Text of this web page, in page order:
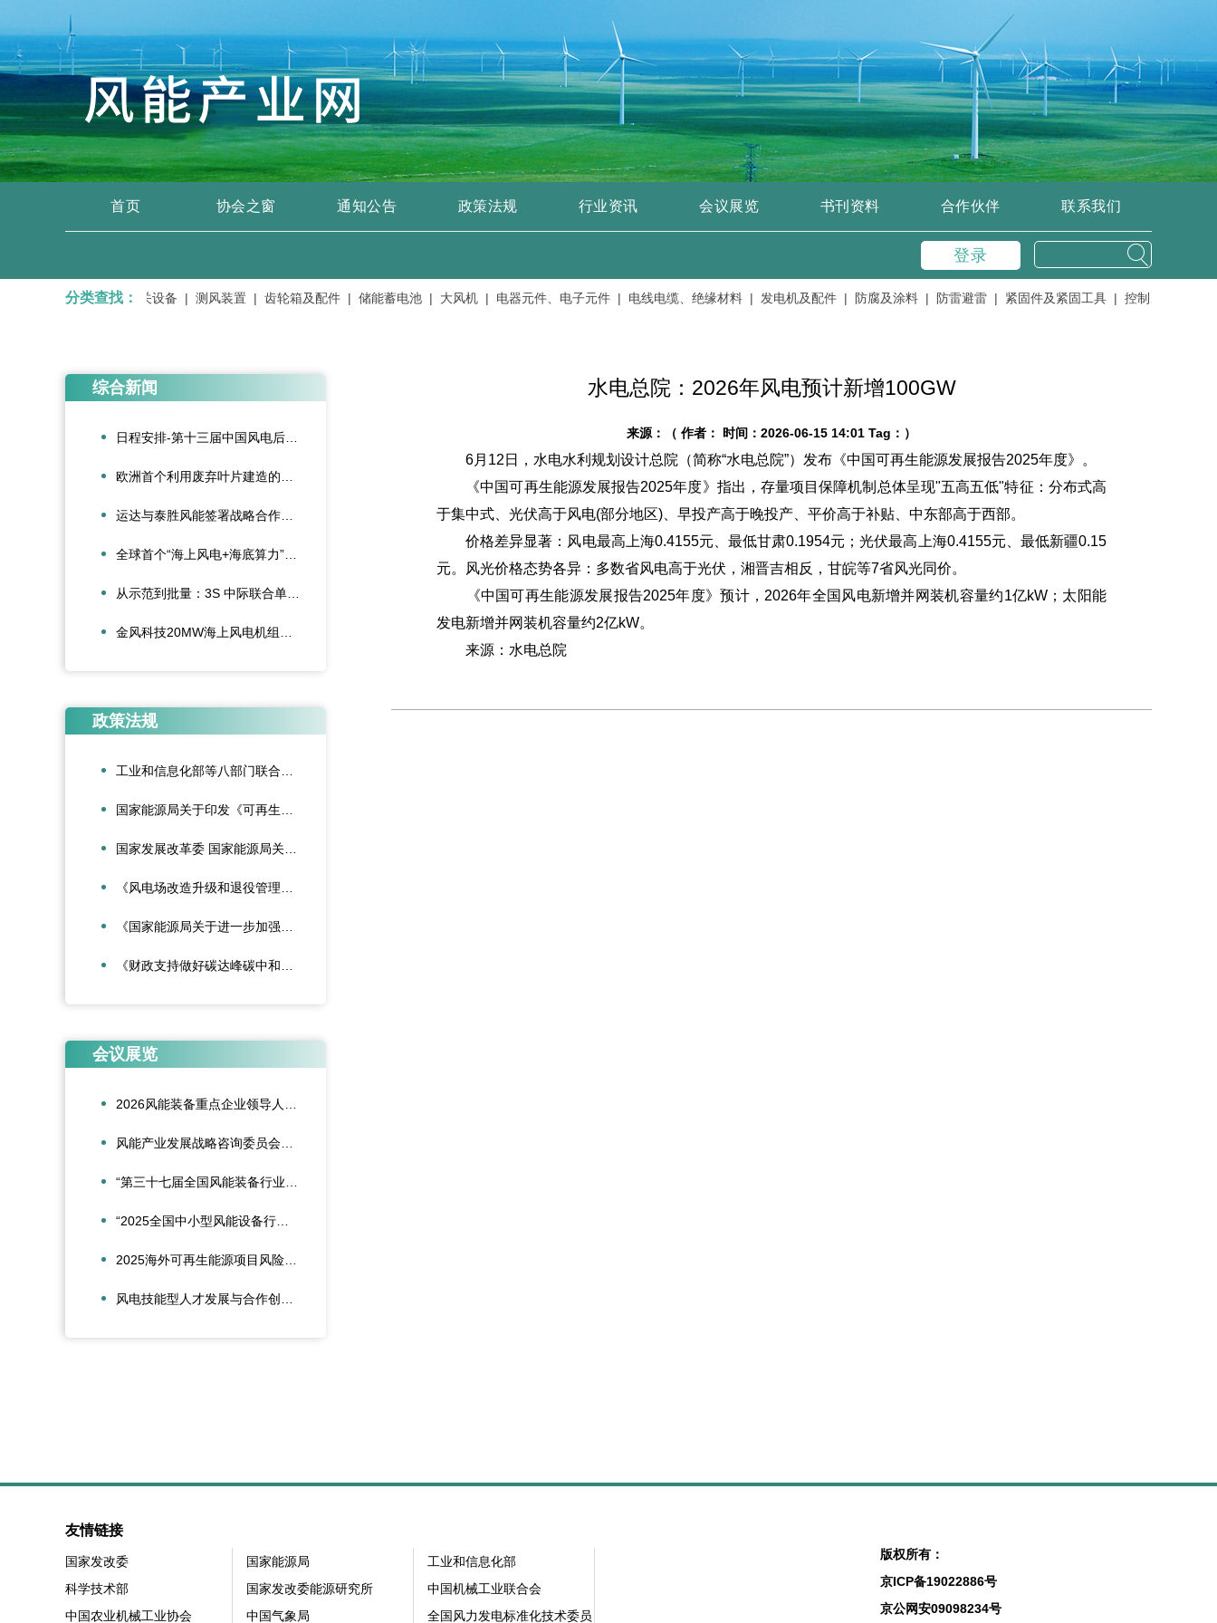
首页 协会之窗 通知公告 政策法规 行业资讯 会议展览 书刊资料 合作伙伴 联系我们
登录
分类查找：
器、输变电设备、开关设备 | 测风装置 | 齿轮箱及配件 | 储能蓄电池 | 大风机 | 电器元件、电子元件 | 电线电缆、绝缘材料 | 发电机及配件 | 防腐及涂料 | 防雷避雷 | 紧固件及紧固工具 | 控制、变流器、
综合新闻
政策法规
会议展览
水电总院：2026年风电预计新增100GW
来源：（ 作者： 时间：2026-06-15 14:01 Tag：）
6月12日，水电水利规划设计总院（简称“水电总院”）发布《中国可再生能源发展报告2025年度》。
《中国可再生能源发展报告2025年度》指出，存量项目保障机制总体呈现"五高五低"特征：分布式高
于集中式、光伏高于风电(部分地区)、早投产高于晚投产、平价高于补贴、中东部高于西部。
价格差异显著：风电最高上海0.4155元、最低甘肃0.1954元；光伏最高上海0.4155元、最低新疆0.15
元。风光价格态势各异：多数省风电高于光伏，湘晋吉相反，甘皖等7省风光同价。
《中国可再生能源发展报告2025年度》预计，2026年全国风电新增并网装机容量约1亿kW；太阳能
发电新增并网装机容量约2亿kW。
来源：水电总院
友情链接
国家发改委 国家能源局
工业和信息化部
科学技术部
国家发改委能源研究所
中国机械工业联合会
中国农业机械工业协会
中国气象局 全国风力发电标准化技术委员
版权所有：
京ICP备19022886号
京公网安09098234号